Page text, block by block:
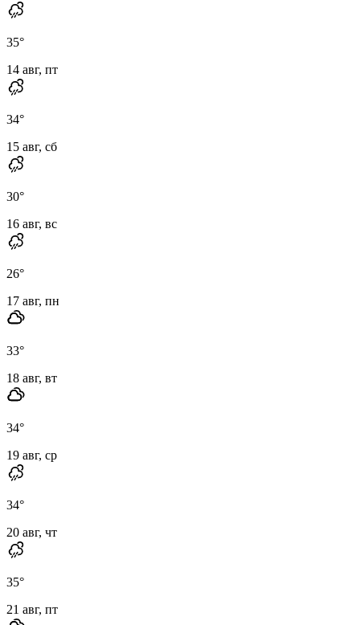
35°
14 авг, пт
34°
15 авг, сб
30°
16 авг, вс
26°
17 авг, пн
33°
18 авг, вт
34°
19 авг, ср
34°
20 авг, чт
35°
21 авг, пт